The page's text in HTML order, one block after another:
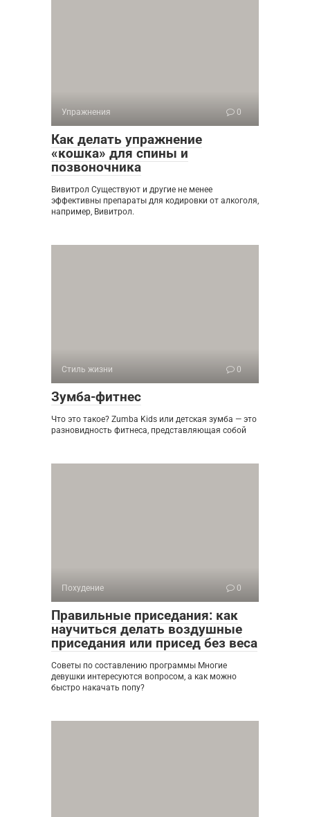
Упражнения 0
Как делать упражнение
«кошка» для спины и
позвоночника
Вивитрол Существуют и другие не менее
эффективны препараты для кодировки от алкоголя,
например, Вивитрол.
Стиль жизни 0
Зумба-фитнес
Что это такое? Zumba Kids или детская зумба — это
разновидность фитнеса, представляющая собой
Похудение 0
Правильные приседания: как
научиться делать воздушные
приседания или присед без веса
Советы по составлению программы Многие
девушки интересуются вопросом, а как можно
быстро накачать попу?